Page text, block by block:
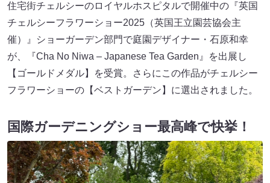
住宅街チェルシーのロイヤルホスピタルで開催中の『英国
チェルシーフラワーショー2025（英国王立園芸協会主
催）』ショーガーデン部門で庭園デザイナー・石原和幸
が、『Cha No Niwa – Japanese Tea Garden』を出展し
【ゴールドメダル】を受賞。さらにこの作品がチェルシー
フラワーショーの【ベストガーデン】に選出されました。
国際ガーデニングショー最高峰で快挙！